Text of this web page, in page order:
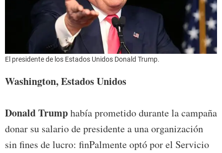
El presidente de los Estados Unidos Donald Trump.
Washington, Estados Unidos
Donald Trumphabía prometido durante la campaña
donar su salario de presidente a una organización
sin fines de lucro: finPalmente optó por el Servicio